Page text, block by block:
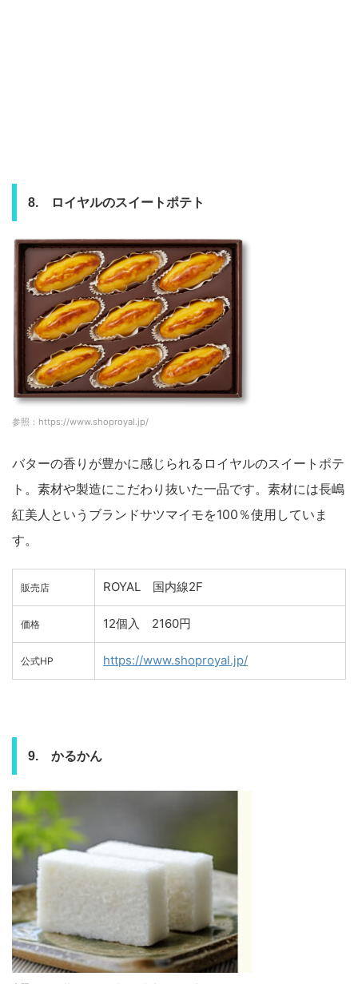
8. ロイヤルのスイートポテト
参照：https://www.shoproyal.jp/
バターの香りが豊かに感じられるロイヤルのスイートポテ
ト。素材や製造にこだわり抜いた一品です。素材には長嶋
紅美人というブランドサツマイモを100％使用していま
す。
販売店 ROYAL 国内線2F
価格 12個入 2160円
公式HP https://www.shoproyal.jp/
9. かるかん